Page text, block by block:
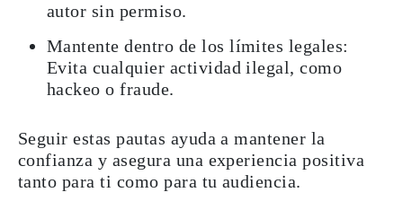
autor sin permiso.
Mantente dentro de los límites legales:
Evita cualquier actividad ilegal, como
hackeo o fraude.
Seguir estas pautas ayuda a mantener la
confianza y asegura una experiencia positiva
tanto para ti como para tu audiencia.